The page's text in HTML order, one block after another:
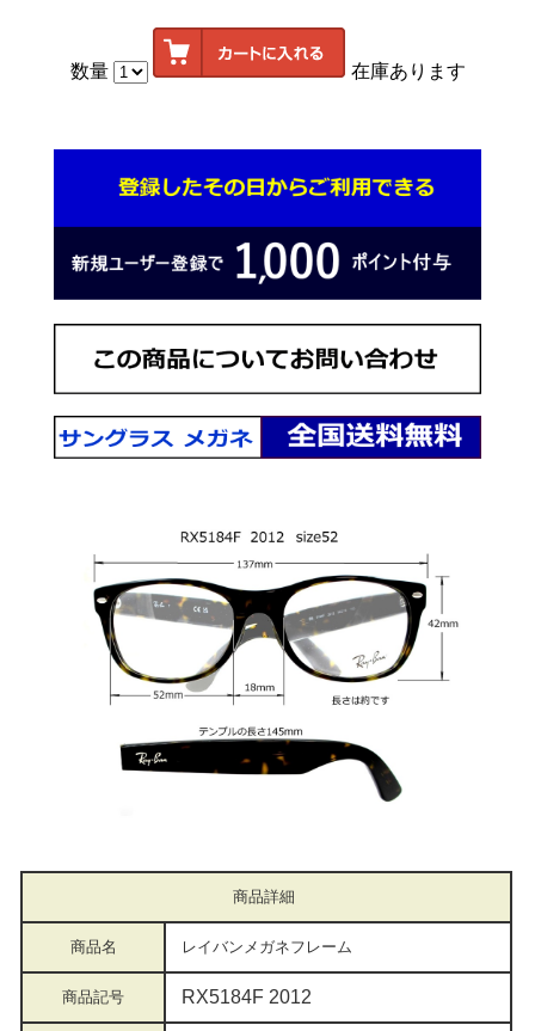
数量 在庫あります
商品詳細
商品名 レイバンメガネフレーム
商品記号 RX5184F 2012